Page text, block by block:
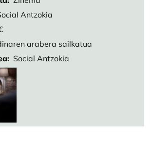
Antzokia
arabera sailkatua
Social Antzokia